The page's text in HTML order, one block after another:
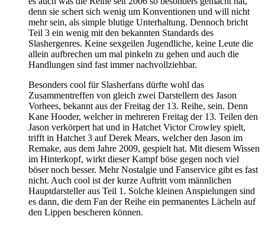
denn sie schert sich wenig um Konventionen und will nicht
mehr sein, als simple blutige Unterhaltung. Dennoch bricht
Teil 3 ein wenig mit den bekannten Standards des
Slashergenres. Keine sexgeilen Jugendliche, keine Leute die
allein aufbrechen um mal pinkeln zu gehen und auch die
Handlungen sind fast immer nachvollziehbar.
Besonders cool für Slasherfans dürfte wohl das
Zusammentreffen von gleich zwei Darstellern des Jason
Vorhees, bekannt aus der Freitag der 13. Reihe, sein. Denn
Kane Hooder, welcher in mehreren Freitag der 13. Teilen den
Jason verkörpert hat und in Hatchet Victor Crowley spielt,
trifft in Hatchet 3 auf Derek Mears, welcher den Jason im
Remake, aus dem Jahre 2009, gespielt hat. Mit diesem Wissen
im Hinterkopf, wirkt dieser Kampf böse gegen noch viel
böser noch besser. Mehr Nostalgie und Fanservice gibt es fast
nicht. Auch cool ist der kurze Auftritt vom männlichen
Hauptdarsteller aus Teil 1. Solche kleinen Anspielungen sind
es dann, die dem Fan der Reihe ein permanentes Lächeln auf
den Lippen bescheren können.